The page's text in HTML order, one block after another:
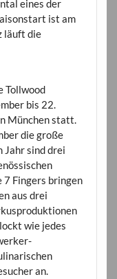
eines der
ist am
läuft die
Tollwood
bis 22.
München statt.
die große
Jahr sind drei
7 Fingers bringen
aus drei
wie jedes
an.